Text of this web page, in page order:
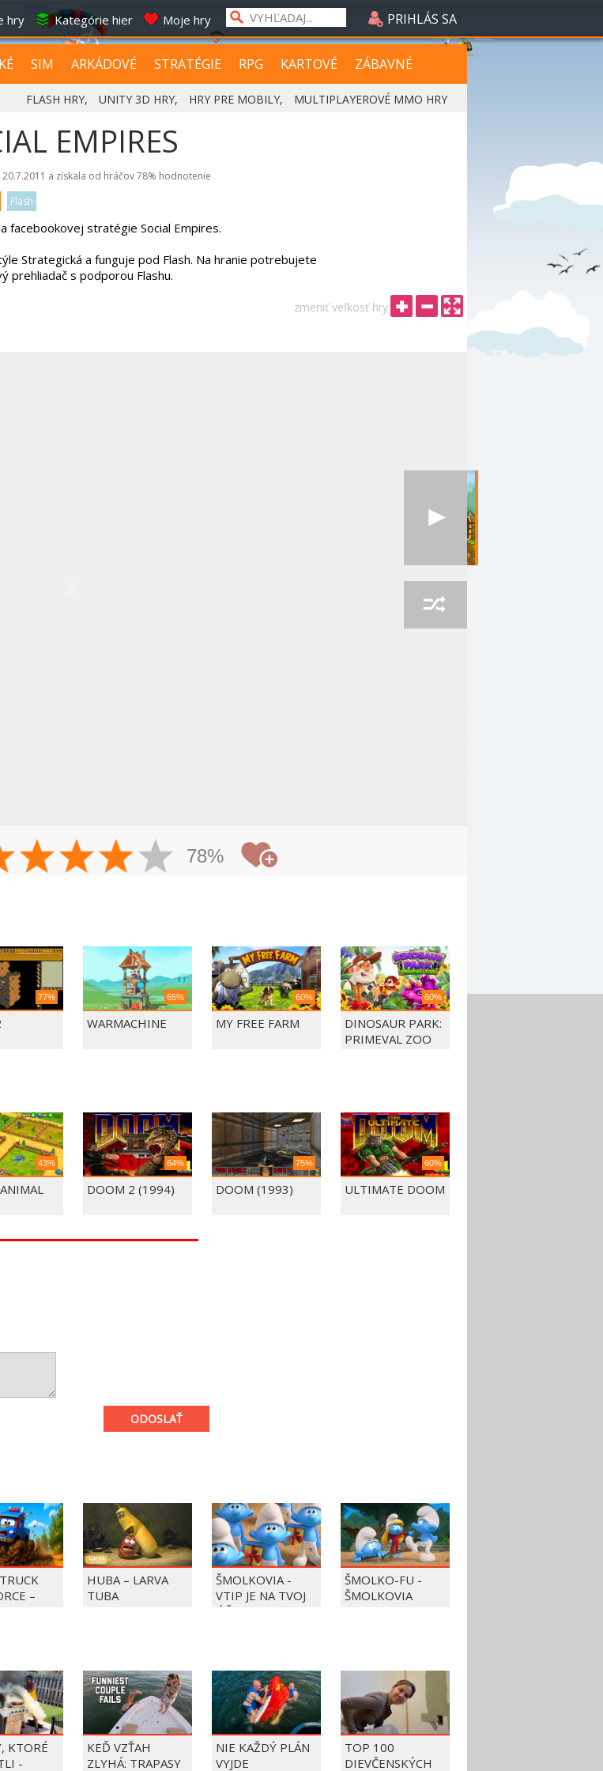
hry Kategórie hier Moje hry PRIHLÁS SA
SIM ARKÁDOVÉ STRATÉGIE RPG KARTOVÉ ZÁBAVNÉ
FLASH HRY, UNITY 3D HRY, HRY PRE MOBILY, MULTIPLAYEROVÉ MMO HRY
EMPIRES
a získala od hráčov78% hodnotenie
Flash
facebookovej stratégie Social Empires.
Strategická a funguje pod Flash. Na hranie potrebujete
prehliadač s podporou Flashu.
zmeniť veľkosť hry
78%
77% 65%
WARMACHINE
60%
MY FREE FARM
60%
DINOSAUR PARK:
PRIMEVAL ZOO
43% 64%
DOOM 2 (1994)
75%
DOOM (1993)
60%
ULTIMATE DOOM
ODOSLAŤ
–
HUBA – LARVA
TUBA
ŠMOLKOVIA -
VTIP JE NA TVOJ
ÚČET
ŠMOLKO-FU -
ŠMOLKOVIA
KTORÉ
-
KEĎ VZŤAH
ZLYHÁ: TRAPASY
NIE KAŽDÝ PLÁN
VYJDE
TOP 100
DIEVČENSKÝCH